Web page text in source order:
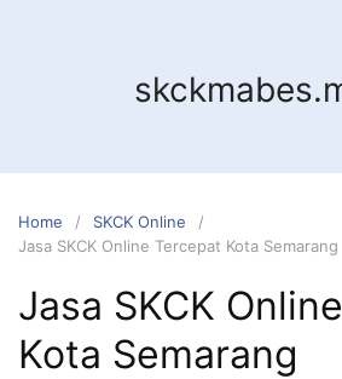
Home
SKCK Online
Jasa SKCK Online Tercepat Kota Semarang
Jasa SKCK
Kota Semarang